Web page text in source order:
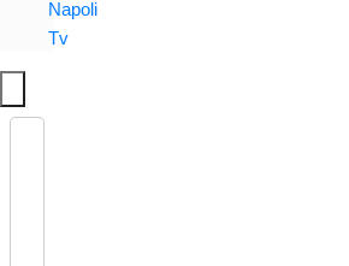
Napoli
Tv